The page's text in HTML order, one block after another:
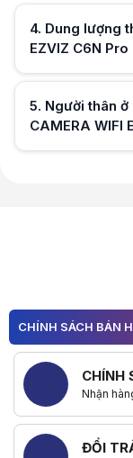
Hữu ích (0)
Hữu ích (0)
4. Dung lượng
EZVIZ C6N
5. Người thân
CAMERA WIFI
CHÍNH SÁCH BÁN
CHÍNH
Nhận
ĐỔI